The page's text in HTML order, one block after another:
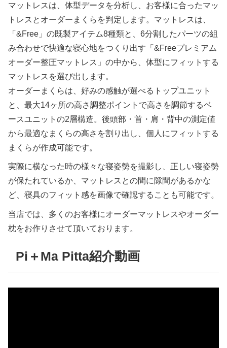
マットレスは、体型データを分析し、お客様に合ったマッ
トレスとオーダーまくらを判定します。マットレスは、
「&Free」の既製アイテム8種類と、6分割したパーツの組
み合わせで快適な寝心地をつくり出す「&Freeプレミアム
オーダー整圧マットレス」の中から、体型にフィットする
マットレスを選び出します。
オーダーまくらは、好みの感触が選べるトップユニット
と、最大14ヶ所の高さ調整ポイントで高さを調節するベ
ースユニットの2層構造。後頭部・首・肩・背中の測定値
から最適なまくらの高さを割り出し、個人にフィットする
まくらが作成可能です。
実際に横なった時の様々な寝姿勢を撮影し、正しい寝姿勢
が保たれているか、マットレスとの間に隙間があるかな
ど、寝具のフィット感を画像で確認することも可能です。
当店では、多くのお客様にオーダーマットレスやオーダー
枕をお作りさせて頂いております。
Pi＋Ma Pitta紹介動画